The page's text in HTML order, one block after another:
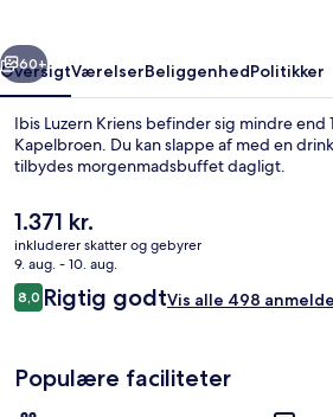
Næste
60+
OversigtVærelserBeliggenhedPolitikker
Ibis Luzern Kriens befinder sig mindre end
Kapelbroen. Du kan slappe af med en
tilbydes morgenmadsbuffet dagligt.
Den
nuværende
pris
er
1.371 kr.
1.371 kr.
inkluderer skatter og gebyrer
9. aug. - 10. aug.
Anmeldelser
8,08,0 ud af 10.
Rigtig godtVis alle 498
Populære faciliteter